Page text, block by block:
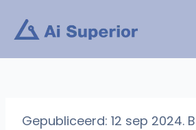
inhoud
Gepubliceerd: 12 sep 2024.